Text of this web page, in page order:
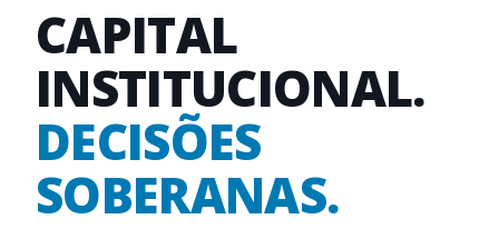
CAPITAL
INSTITUCIONAL.
DECISÕES
SOBERANAS.